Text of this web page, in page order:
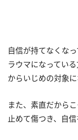
自信が持てなくな
ラウマになってい
からいじめの対象
また、素直だから
止めて傷つき、自